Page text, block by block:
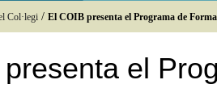
Col·legi / El COIB presenta el Programa de
el